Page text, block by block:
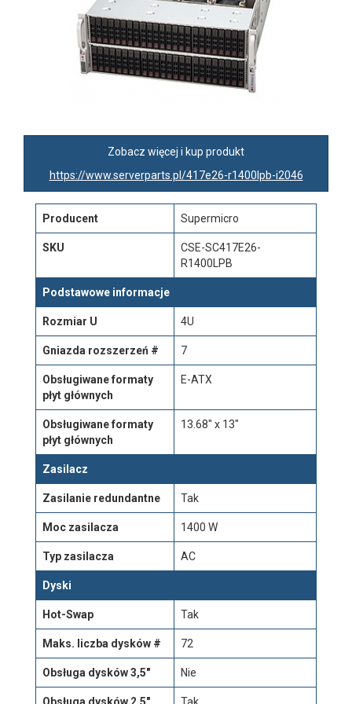
Zobacz więcej i kup produkt
https://www.serverparts.pl/417e26-r1400lpb-i2046
Producent Supermicro
SKU
CSE-SC417E26-
R1400LPB
Podstawowe informacje
Rozmiar U 4U
Gniazda rozszerzeń # 7
Obsługiwane formaty
płyt głównych
E-ATX
Obsługiwane formaty
płyt głównych
13.68" x 13"
Zasilacz
Zasilanie redundantne Tak
Moc zasilacza 1400 W
Typ zasilacza AC
Dyski
Hot-Swap Tak
Maks. liczba dysków # 72
Obsługa dysków 3,5" Nie